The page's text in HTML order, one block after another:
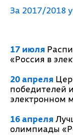
За 2017/2018
17 июля
«Россия в
20 апреля
победителей
электронном
16 апреля
олимпиады